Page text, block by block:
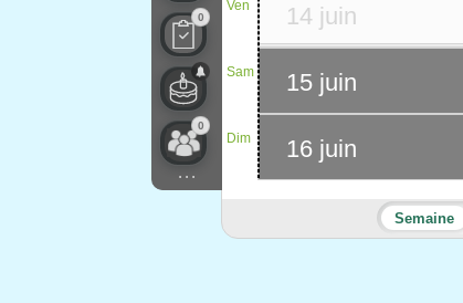
0
0
...
Semaine
Ven
Sam
Dim
14 juin
15 juin
16 juin